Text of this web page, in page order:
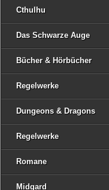
Cthulhu
Das Schwarze Auge
Bücher & Hörbücher
Regelwerke
Dungeons & Dragons
Regelwerke
Romane
Midgard